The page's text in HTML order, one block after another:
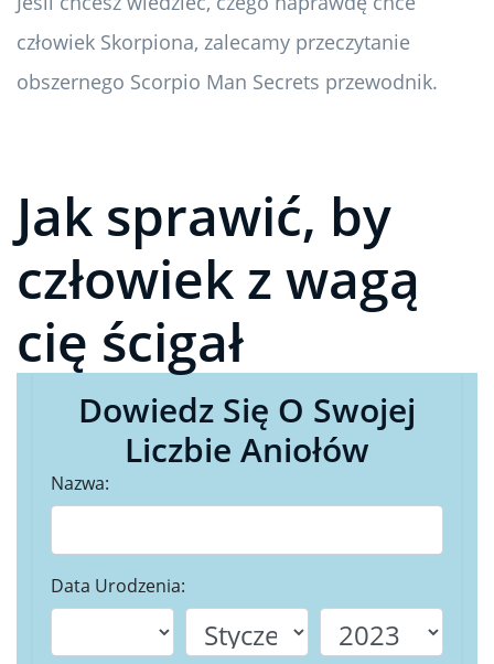
człowiek Skorpiona, zalecamy przeczytanie
obszernego Scorpio Man Secrets przewodnik.
Jak sprawić, by
człowiek z wagą
cię ścigał
Dowiedz Się O Swojej
Liczbie Aniołów
Nazwa:
Data Urodzenia: